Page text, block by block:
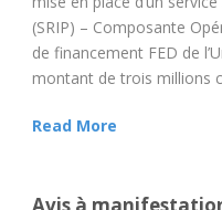
(SRIP) – Composante
de financement FED de
montant de trois millions
Read More
Avis à